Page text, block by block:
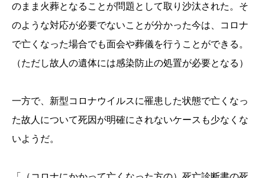
のまま火葬となることが問題として取り沙汰された。そ
のような対応が必要でないことが分かった今は、コロナ
で亡くなった場合でも面会や葬儀を行うことができる。
（ただし故人の遺体には感染防止の処置が必要となる）
一方で、新型コロナウイルスに罹患した状態で亡くなっ
た故人について死因が明確にされないケースも少なくな
いようだ。